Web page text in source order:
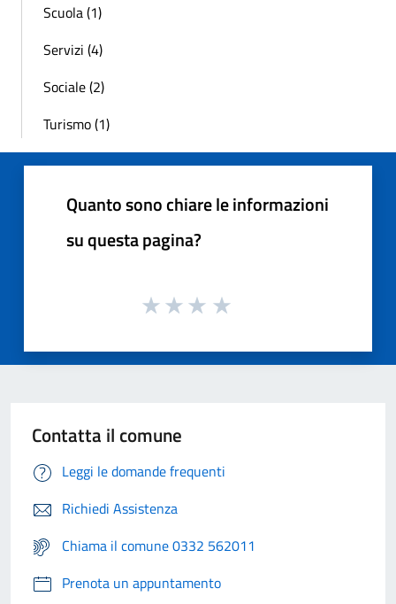
Scuola (1)
Servizi (4)
Sociale (2)
Turismo (1)
Quanto sono chiare le informazioni
su questa pagina?
Contatta il comune
Leggi le domande frequenti
Richiedi Assistenza
Chiama il comune 0332 562011
Prenota un appuntamento